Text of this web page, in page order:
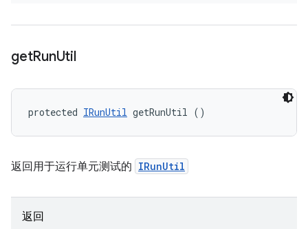
getRunUtil
protected IRunUtil getRunUtil ()
返回用于运行单元测试的 IRunUtil
返回